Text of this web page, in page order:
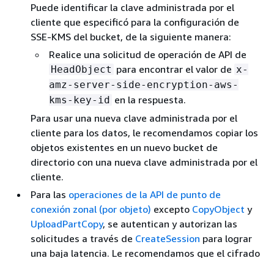
Puede identificar la clave administrada por el
cliente que especificó para la configuración de
SSE-KMS del bucket, de la siguiente manera:
Realice una solicitud de operación de API de
HeadObject para encontrar el valor de x-
amz-server-side-encryption-aws-
kms-key-id en la respuesta.
Para usar una nueva clave administrada por el
cliente para los datos, le recomendamos copiar los
objetos existentes en un nuevo bucket de
directorio con una nueva clave administrada por el
cliente.
Para las operaciones de la API de punto de
conexión zonal (por objeto) excepto CopyObject y
UploadPartCopy, se autentican y autorizan las
solicitudes a través de CreateSession para lograr
una baja latencia. Le recomendamos que el cifrado